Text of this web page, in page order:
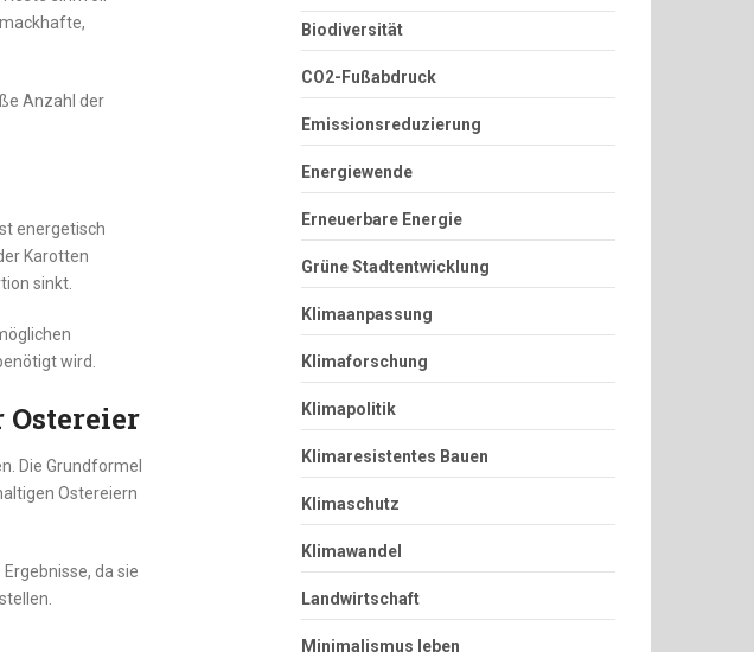
Anzahl der
energetisch
Karotten
sinkt.
wird.
Die Grundformel
Ostereiern
da sie
Biodiversität
CO2-Fußabdruck
Emissionsreduzierung
Energiewende
Erneuerbare Energie
Grüne Stadtentwicklung
Klimaanpassung
Klimaforschung
Klimapolitik
Klimaresistentes Bauen
Klimaschutz
Klimawandel
Landwirtschaft
Minimalismus leben